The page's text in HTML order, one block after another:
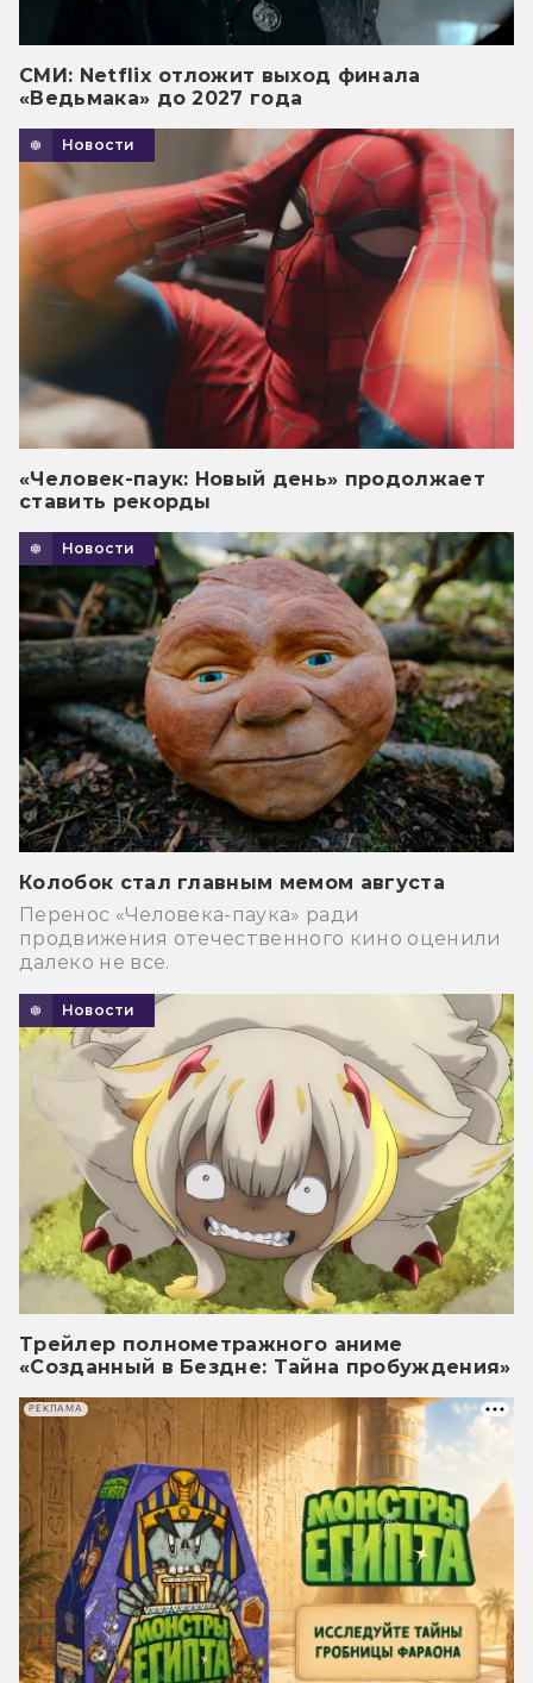
СМИ: Netflix отложит выход финала
«Ведьмака» до 2027 года
Новости
«Человек-паук: Новый день» продолжает
ставить рекорды
Новости
Колобок стал главным мемом августа
Перенос «Человека-паука» ради
продвижения отечественного кино оценили
далеко не все.
Новости
Трейлер полнометражного аниме
«Созданный в Бездне: Тайна пробуждения»
РЕКЛАМА